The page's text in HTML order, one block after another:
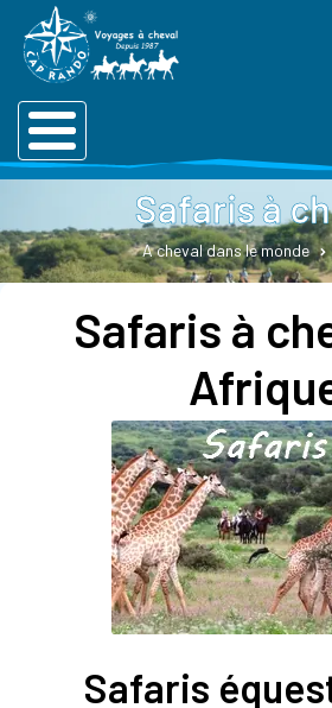
Safaris à
A cheval dans le monde
Safaris à
Safaris